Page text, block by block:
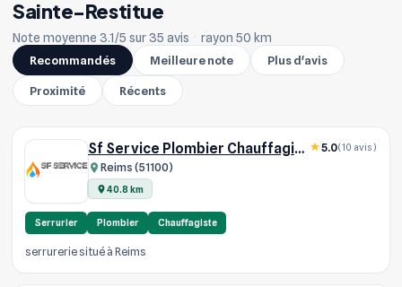
Sainte-Restitue
Note moyenne 3.1/5 sur 35 avis · rayon 50 km
Recommandés
Meilleure note Plus d'avis
Proximité Récents
Sf Service Plombier Chauffagiste
Reims (51100)
40.8 km
5.0(10 avis)
Serrurier Plombier Chauffagiste
serrurerie situé à Reims